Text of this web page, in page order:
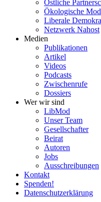
Östliche
Ökolo­gische
Liberale
Netzwerk Nahost
Medien
Publi­ka­tionen
Artikel
Videos
Podcasts
Zwischenrufe
Dossiers
Wer wir sind
LibMod
Unser Team
Gesell­schafter
Beirat
Autoren
Jobs
Ausschrei­bungen
Kontakt
Spenden!
Daten­schutz­er­klärung